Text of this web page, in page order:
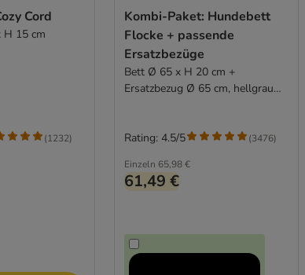
Cord
H 15 cm
(1232)
Kombi-Paket: Hundebett
Flocke + passende
Ersatzbezüge
Bett Ø 65 x H 20 cm +
Ersatzbezug Ø 65 cm, hellgrau
Einzeln 65,98 €
61,49 €
Rating: 4.5/5 (3476)